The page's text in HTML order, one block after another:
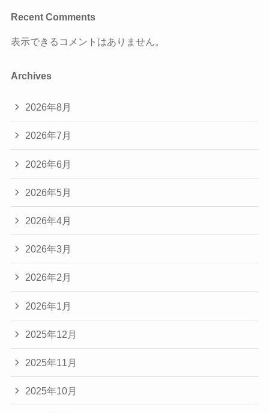
Recent Comments
表示できるコメントはありません。
Archives
2026年8月
2026年7月
2026年6月
2026年5月
2026年4月
2026年3月
2026年2月
2026年1月
2025年12月
2025年11月
2025年10月